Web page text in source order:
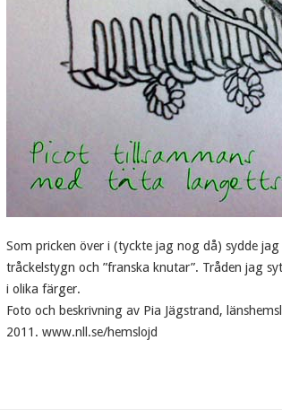
Som pricken över i (tyckte jag nog då) sydde
tråckelstygn och ”franska knutar”. Tråden jag
i olika färger.
Foto och beskrivning av Pia Jägstrand,
2011. www.nll.se/hemslojd